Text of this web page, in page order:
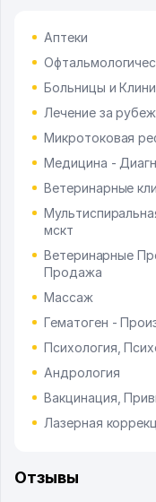
Аптеки
Больницы и
Лечение за
Микротоковая
Медицина -
Ветеринарные
мскт
Ветеринарные
Продажа
Массаж
Гематоген -
Психология,
Андрология
Вакцинация,
Лазерная
Отзывы